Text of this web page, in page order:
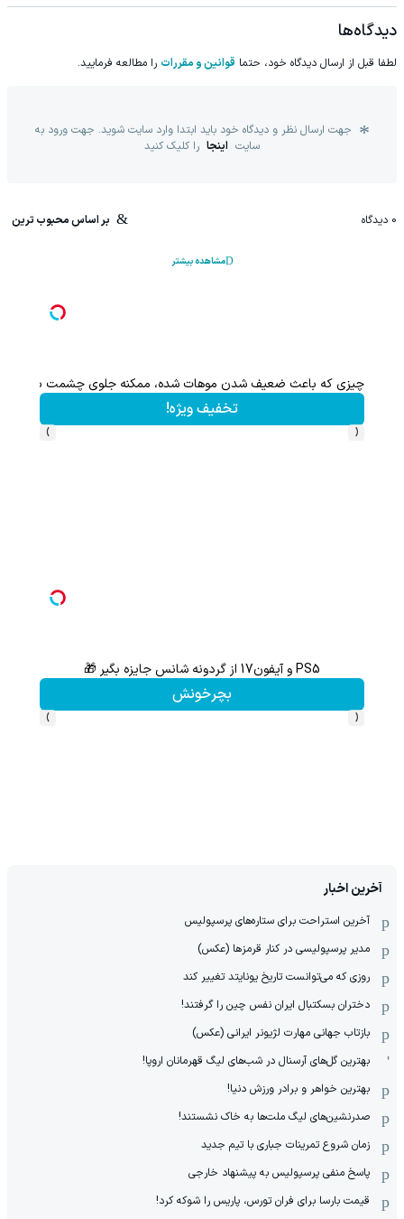
دیدگاه‌ها
لطفا قبل از ارسال دیدگاه خود، حتما قوانین و مقررات را مطالعه فرمایید.
جهت ارسال نظر و دیدگاه خود باید ابتدا وارد سایت شوید. جهت ورود به
سایت اینجا را کلیک کنید
0 دیدگاه بر اساس محبوب ترین
مشاهده بیشتر
چیزی که باعث ضعیف شدن موهات شده، ممکنه جلوی چشمت باشه.
تخفیف ویژه!
‹
›
PS5 و آیفون17 از گردونه شانس جایزه بگیر 🎁
بچرخونش
‹
›
آخرین اخبار
آخرین استراحت برای ستاره‌های پرسپولیس
مدیر پرسپولیسی در کنار قرمزها (عکس)
روزی که می‌توانست تاریخ یونایتد تغییر کند
دختران بسکتبال ایران نفس چین را گرفتند!
بازتاب جهانی مهارت لژیونر ایرانی (عکس)
بهترین گل‌های آرسنال در شب‌های لیگ قهرمانان اروپا!
بهترین خواهر و برادر ورزش دنیا!
صدرنشین‌های لیگ ملت‌ها به خاک نشستند!
زمان شروع تمرینات جباری با تیم جدید
پاسخ منفی پرسپولیس به پیشنهاد خارجی
قیمت بارسا برای فران تورس، پاریس را شوکه کرد!